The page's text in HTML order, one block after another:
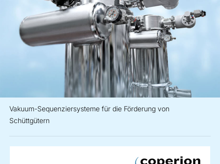
Vakuum-Sequenziersysteme für die Förderung von
Schüttgütern